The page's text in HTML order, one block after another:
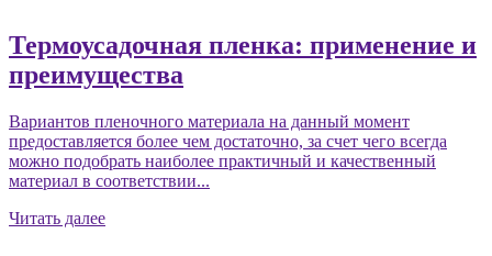
Термоусадочная пленка: применение и
преимущества
Вариантов пленочного материала на данный момент
предоставляется более чем достаточно, за счет чего всегда
можно подобрать наиболее практичный и качественный
материал в соответствии...
Читать далее